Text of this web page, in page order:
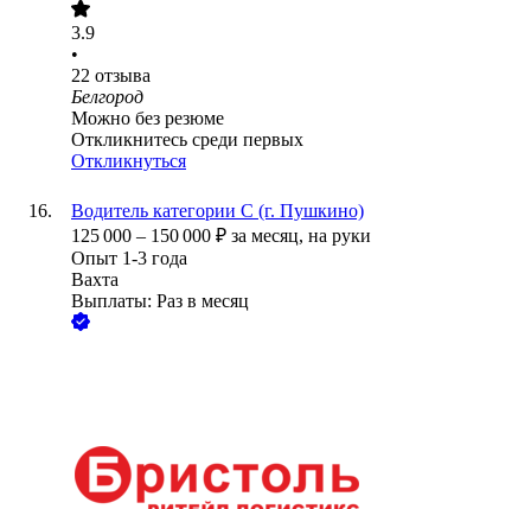
3.9
•
22 отзыва
Белгород
Можно без резюме
Откликнитесь среди первых
Откликнуться
Водитель категории С (г. Пушкино)
125 000 – 150 000 ₽ за месяц, на руки
Опыт 1-3 года
Вахта
Выплаты: Раз в месяц